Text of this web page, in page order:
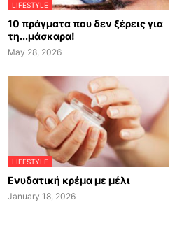
LIFESTYLE
10 πράγματα που δεν ξέρεις για
τη...μάσκαρα!
May 28, 2026
LIFESTYLE
Ενυδατική κρέμα με μέλι
January 18, 2026